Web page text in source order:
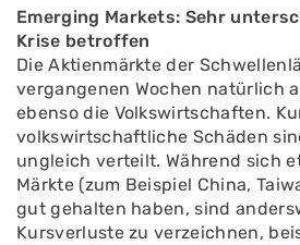
Emerging Markets: Sehr
Krise betroffen
Die Aktienmärkte der
vergangenen Wochen natürlich
ebenso die Volkswirtschaften.
volkswirtschaftliche Schäden
ungleich verteilt. Während sich
Märkte (zum Beispiel China,
gut gehalten haben, sind
Kursverluste zu verzeichnen,